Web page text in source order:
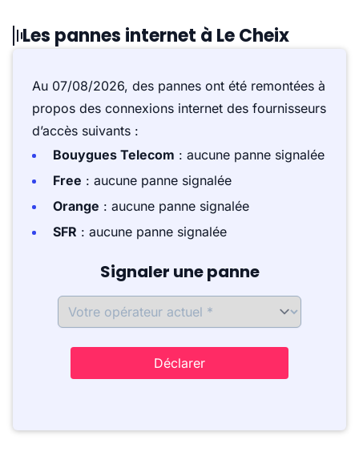
Les pannes internet à Le Cheix
Au 07/08/2026, des pannes ont été remontées à
propos des connexions internet des fournisseurs
d’accès suivants :
Bouygues Telecom : aucune panne signalée
Free : aucune panne signalée
Orange : aucune panne signalée
SFR : aucune panne signalée
Signaler une panne
Déclarer